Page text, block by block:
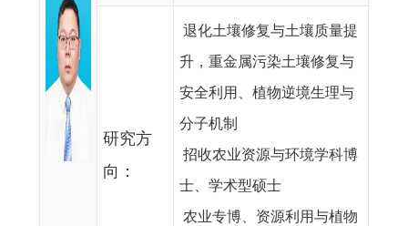
研究方
向：
退化土壤修复与土壤质量提
升，重金属污染土壤修复与
安全利用、植物逆境生理与
分子机制
招收农业资源与环境学科博
士、学术型硕士
农业专博、资源利用与植物